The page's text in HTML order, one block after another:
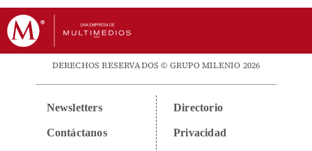
DERECHOS RESERVADOS © GRUPO MILENIO 2026
Newsletters
Contáctanos
Directorio
Privacidad